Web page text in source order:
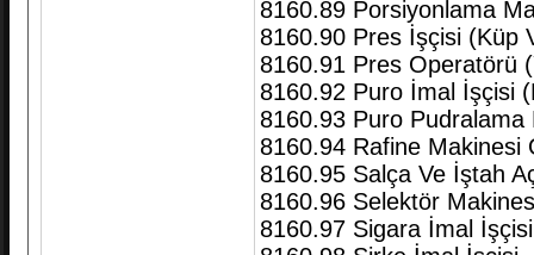
8160.89 Porsiyonlama
8160.90 Pres İşçisi (Küp
8160.91 Pres Operatörü
8160.92 Puro İmal İşçisi
8160.93 Puro
8160.94 Rafine Makinesi
8160.95 Salça Ve İştah
8160.96 Selektör
8160.97 Sigara İmal